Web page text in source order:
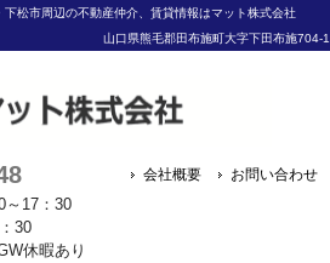
松市周辺の不動産仲介、賃貸情報はマット株式会社
山口県熊毛郡田布施町大字下田布施704-1
17：30
30
休暇あり
会社概要 お問い合わせ